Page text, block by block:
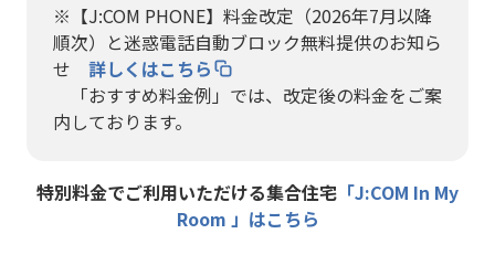
※【J:COM PHONE】料金改定（2026年7月以降
順次）と迷惑電話自動ブロック無料提供のお知ら
せ 詳しくはこちら
「おすすめ料金例」では、改定後の料金をご案
内しております。
特別料金でご利用いただける集合住宅 「J:COM In My
Room 」はこちら